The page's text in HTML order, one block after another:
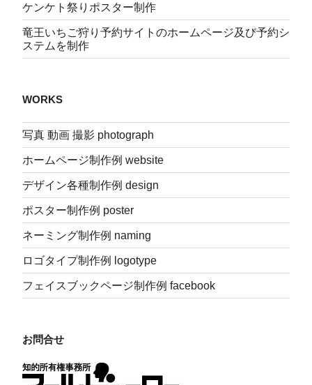
ケンケト祭りポスター制作
竜王いちご狩り予約サイトのホームページ及び予約シ
ステムを制作
WORKS
写真 動画 撮影 photograph
ホームページ制作例 website
デザイン各種制作例 design
ポスター制作例 poster
ネーミング制作例 naming
ロゴタイプ制作例 logotype
フェイスブックページ制作例 facebook
お問合せ